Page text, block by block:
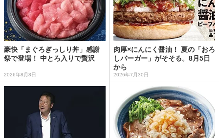
豪快「まぐろぎっしり丼」感謝
祭で登場！ 中とろ入りで贅沢
2026年8月8日
肉厚×にんにく醤油！ 夏の「おろ
しバーガー」がそそる。8月5日
から
2026年7月30日